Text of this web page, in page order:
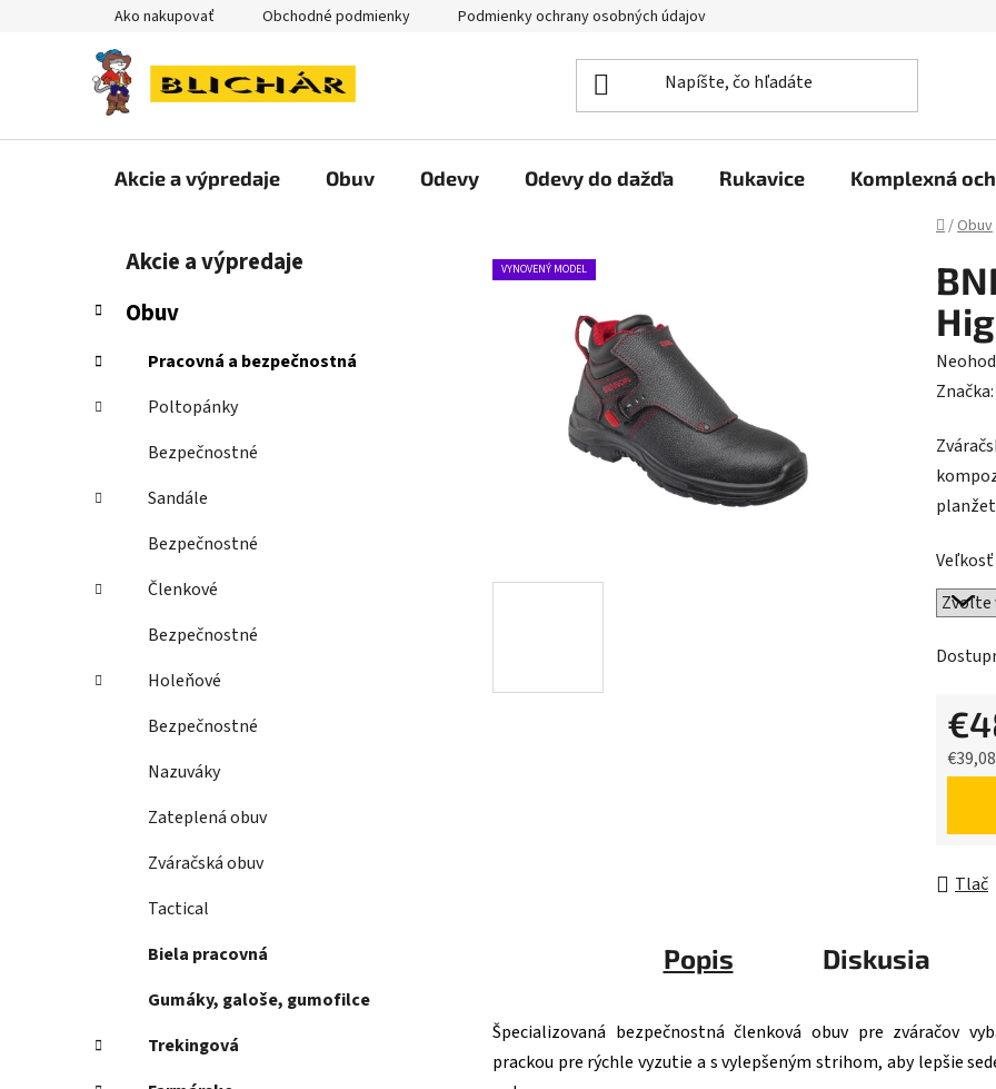
Ako nakupovať Obchodné podmienky Podmienky ochrany osobných údajov
Akcie a výpredaje Obuv Odevy Odevy do dažďa Rukavice Komplexná
Domov
/Obuv
č
ý
p
l
Preskočiť
kategórie
t
e
ó
r
i
Akcie a výpredaje
Obuv
Pracovná a bezpečnostná
Poltopánky
Bezpečnostné
Sandále
Bezpečnostné
Členkové
Bezpečnostné
Holeňové
Bezpečnostné
Nazuváky
Zateplená obuv
Zváračská obuv
Tactical
Biela pracovná
Gumáky, galoše, gumofilce
Trekingová
je
0,0
z
Značka:
Veľkosť
Tlač
VYNOVENÝ MODEL
Popis Diskusia
Špecializovaná bezpečnostná členková obuv pre zváračov
prackou pre rýchle vyzutie a s vylepšeným strihom, aby lepšie